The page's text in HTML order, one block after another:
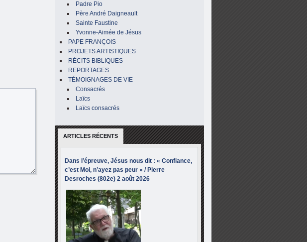
Padre Pio
Père André Daigneault
Sainte Faustine
Yvonne-Aimée de Jésus
PAPE FRANÇOIS
PROJETS ARTISTIQUES
RÉCITS BIBLIQUES
REPORTAGES
TÉMOIGNAGES DE VIE
Consacrés
Laïcs
Laïcs consacrés
ARTICLES RÉCENTS
Dans l’épreuve, Jésus nous dit : « Confiance,
c’est Moi, n’ayez pas peur » / Pierre
Desroches (802e) 2 août 2026